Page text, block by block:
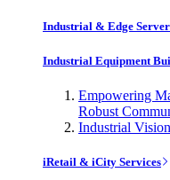
Industrial & Edge
Industrial Equipment
Empowering
Robust
Industrial
iRetail & iCity Services